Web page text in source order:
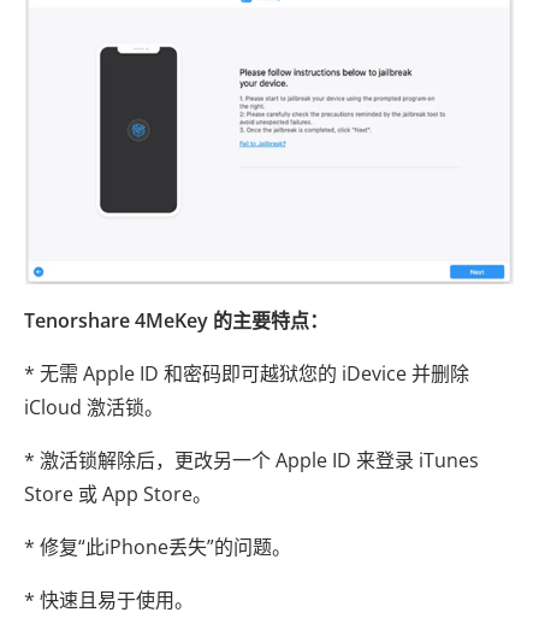
Tenorshare 4MeKey 的主要特点：
* 无需 Apple ID 和密码即可越狱您的 iDevice 并删除
iCloud 激活锁。
* 激活锁解除后，更改另一个 Apple ID 来登录 iTunes
Store 或 App Store。
* 修复“此iPhone丢失”的问题。
* 快速且易于使用。